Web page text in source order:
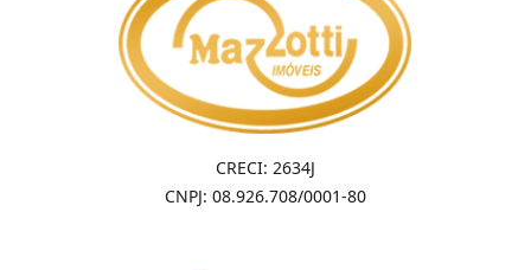
CRECI: 2634J
CNPJ: 08.926.708/0001-80